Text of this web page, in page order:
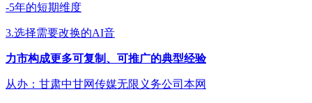
-5年的短期维度
3.选择需要改换的AI音
力市构成更多可复制、可推广的典型经验
从办：甘肃中甘网传媒无限义务公司本网